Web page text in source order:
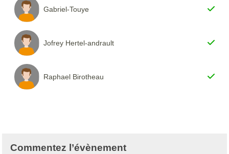
Gabriel-Touye
Jofrey Hertel-andrault
Raphael Birotheau
Commentez l’évènement